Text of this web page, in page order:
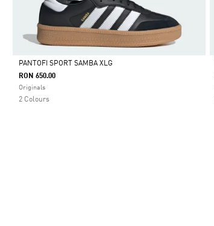
Da
PANTOFI SPORT SAMBA XLG
RON 650.00
Originals
2 Colours